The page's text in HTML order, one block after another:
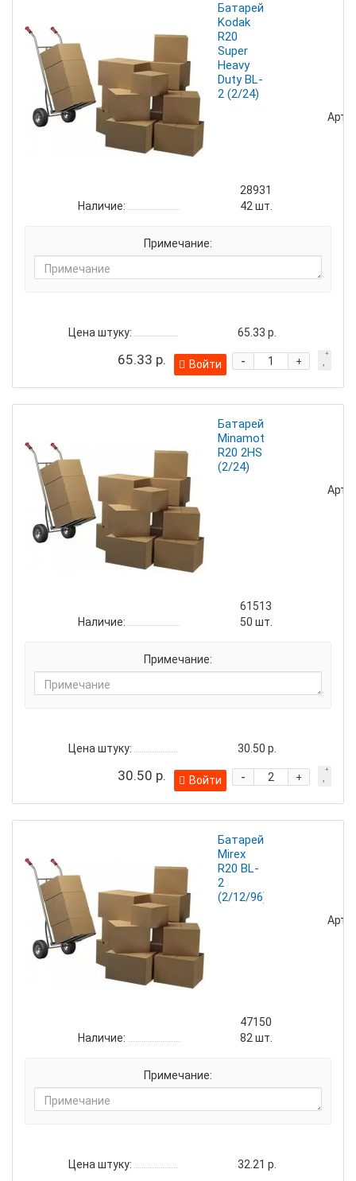
Батарейка
Kodak
R20
Super
Heavy
Duty BL-
2 (2/24)
28931
Наличие:
42 шт.
Примечание:
Цена штуку: 65.33 р.
65.33 р. +
-
Войти
Батарейка
Minamoto
R20 2HS
(2/24)
61513
Наличие:
50 шт.
Примечание:
Цена штуку: 30.50 р.
30.50 р. +
-
Войти
Батарейка
Mirex
R20 BL-
2
(2/12/96)
47150
Наличие:
82 шт.
Примечание:
Цена штуку: 32.21 р.